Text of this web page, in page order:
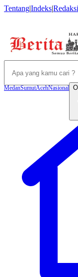
Tentang|Indeks|Redaksi
MedanSumutAcehNasional